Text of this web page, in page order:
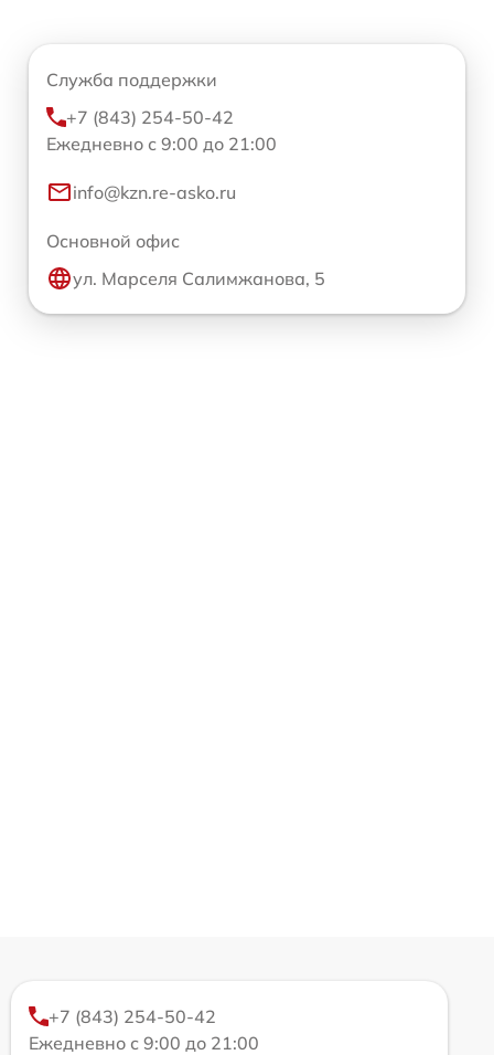
Служба поддержки
+7 (843) 254-50-42
Ежедневно с 9:00 до 21:00
info@kzn.re-asko.ru
Основной офис
ул. Марселя Салимжанова, 5
+7 (843) 254-50-42
Ежедневно с 9:00 до 21:00